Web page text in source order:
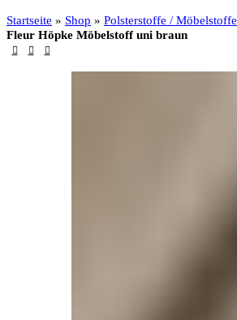
Startseite » Shop » Polsterstoffe / Möbelstoffe
Fleur Höpke Möbelstoff uni braun